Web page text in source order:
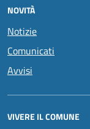
NOVITÀ
Notizie
Comunicati
Avvisi
VIVERE IL COMUNE